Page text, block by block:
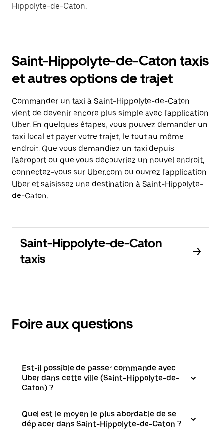
Hippolyte-de-Caton.
Saint-Hippolyte-de-Caton taxis
et autres options de trajet
Commander un taxi à Saint-Hippolyte-de-Caton
vient de devenir encore plus simple avec l'application
Uber. En quelques étapes, vous pouvez demander un
taxi local et payer votre trajet, le tout au même
endroit. Que vous demandiez un taxi depuis
l'aéroport ou que vous découvriez un nouvel endroit,
connectez-vous sur Uber.com ou ouvrez l'application
Uber et saisissez une destination à Saint-Hippolyte-
de-Caton.
Saint-Hippolyte-de-Caton
taxis
Foire aux questions
Est-il possible de passer commande avec
Uber dans cette ville (Saint-Hippolyte-de-
Caton) ?
Quel est le moyen le plus abordable de se
déplacer dans Saint-Hippolyte-de-Caton ?